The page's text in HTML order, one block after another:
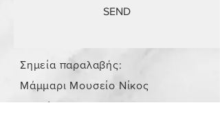
SEND
Σημεία παραλαβής:
Μάμμαρι Μουσείο Νίκος
Σταμάτης